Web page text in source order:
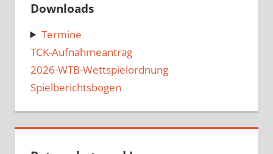
Downloads
Termine
TCK-Aufnahmeantrag
2026-WTB-Wettspielordnung
Spielberichtsbogen